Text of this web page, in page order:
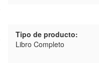
Tipo de producto:
Libro Completo